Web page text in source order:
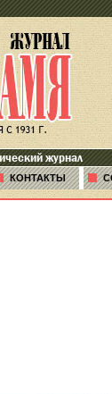
журнал
КОНТАКТЫ